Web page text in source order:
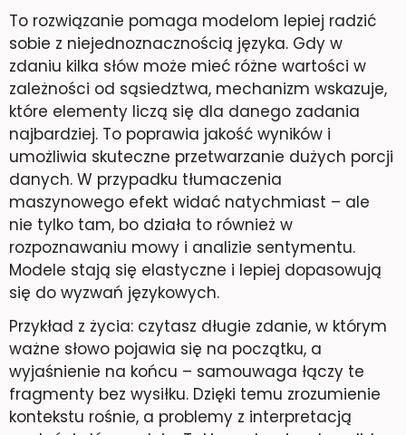
To rozwiązanie pomaga modelom lepiej radzić
sobie z niejednoznacznością języka. Gdy w
zdaniu kilka słów może mieć różne wartości w
zależności od sąsiedztwa, mechanizm wskazuje,
które elementy liczą się dla danego zadania
najbardziej. To poprawia jakość wyników i
umożliwia skuteczne przetwarzanie dużych porcji
danych. W przypadku tłumaczenia
maszynowego efekt widać natychmiast – ale
nie tylko tam, bo działa to również w
rozpoznawaniu mowy i analizie sentymentu.
Modele stają się elastyczne i lepiej dopasowują
się do wyzwań językowych.
Przykład z życia: czytasz długie zdanie, w którym
ważne słowo pojawia się na początku, a
wyjaśnienie na końcu – samouwaga łączy te
fragmenty bez wysiłku. Dzięki temu zrozumienie
kontekstu rośnie, a problemy z interpretacją